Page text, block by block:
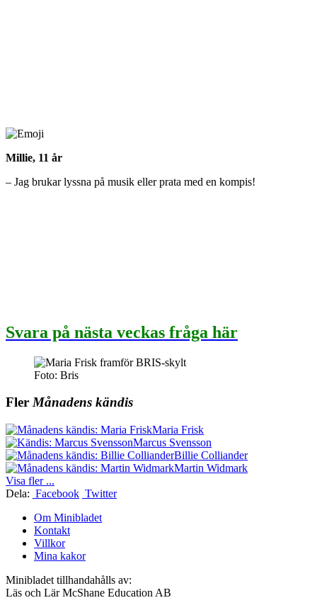
Millie, 11 år
– Jag brukar lyssna på musik eller prata med en kompis!
Svara på nästa veckas fråga här
Foto: Bris
FlerMånadens kändis
Maria Frisk
Marcus Svensson
Billie Colliander
Martin Widmark
Visa fler ...
Dela: Facebook Twitter
Om Minibladet
Kontakt
Villkor
Mina kakor
Minibladet tillhandahålls av:
Läs och Lär McShane Education AB